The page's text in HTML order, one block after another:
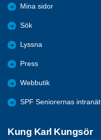
Mina sidor
Sök
Lyssna
Press
Webbutik
SPF Seniorernas intranät
Kung Karl Kungsör